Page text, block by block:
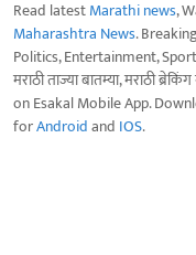
Read latestMarathi news,
Maharashtra News.
Politics, Entertainment,
मराठी ताज्या बातम्या, मराठी
on Esakal Mobile App.
forAndroidand IOS.